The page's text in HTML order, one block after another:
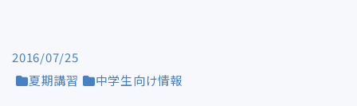
2016/07/25
夏期講習
中学生向け情報